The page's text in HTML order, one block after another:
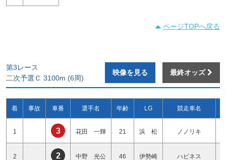
ページTOPへ戻る
第3レース
二次予選Ｃ 3100m (6周)
映像を見る 最終オッズ
着 事故 車番 選手名 年齢 LG 競走車名
1 3 花田 一輝 21 浜 松 ノノリキ
2 2 中野 光公 46 伊勢崎 ハピネス